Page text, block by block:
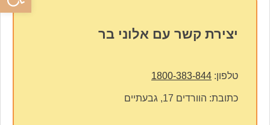
יצירת קשר עם אלוני בר
טלפון: 1800-383-844
כתובת: הוורדים 17, גבעתיים